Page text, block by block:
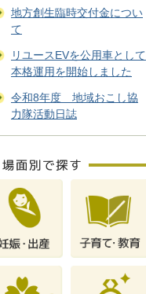
地方創生臨時交付金につい
て
リユースEVを公用車として
本格運用を開始しました
令和8年度 地域おこし協
力隊活動日誌